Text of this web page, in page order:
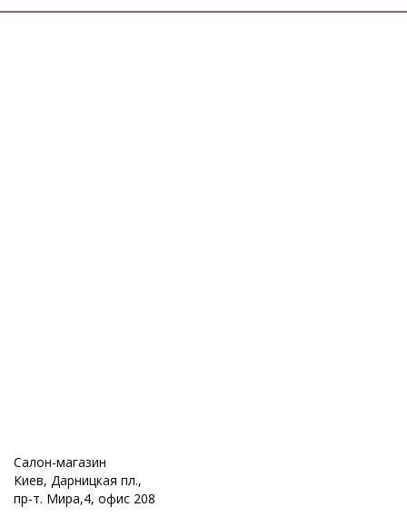
Салон-магазин
Киев, Дарницкая пл.,
пр-т. Мира,4, офис 208